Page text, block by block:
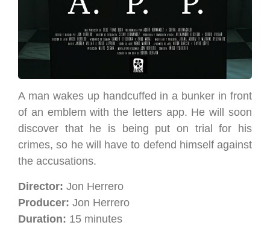
A man wakes up handcuffed in a bunker in front
of an emblem with the letters app. He will soon
discover that he is being put on trial for his
crimes, so he will have to defend himself against
the accusations.
Director: Jon Herrero
Producer: Jon Herrero
Duration: 15 minutes